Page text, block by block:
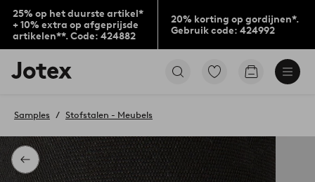
25% op het duurste artikel*
+ 10% extra op afgeprijsde
artikelen**. Code: 424882
20% korting op gordijnen*.
Gebruik code: 424992
Jotex
logo
to
home
page
Ga
Go
Terug
Samples Stofstalen - Meubels